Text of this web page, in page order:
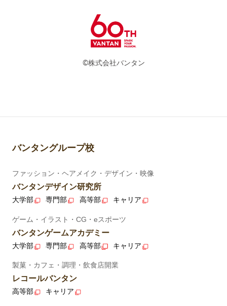
©株式会社バンタン
バンタングループ校
ファッション・ヘアメイク・デザイン・映像
バンタンデザイン研究所
大学部 専門部 高等部 キャリア
ゲーム・イラスト・CG・eスポーツ
バンタンゲームアカデミー
大学部 専門部 高等部 キャリア
製菓・カフェ・調理・飲食店開業
レコールバンタン
高等部 キャリア